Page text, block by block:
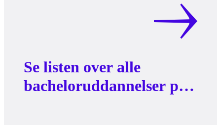
Se listen over alle
bacheloruddannelser på